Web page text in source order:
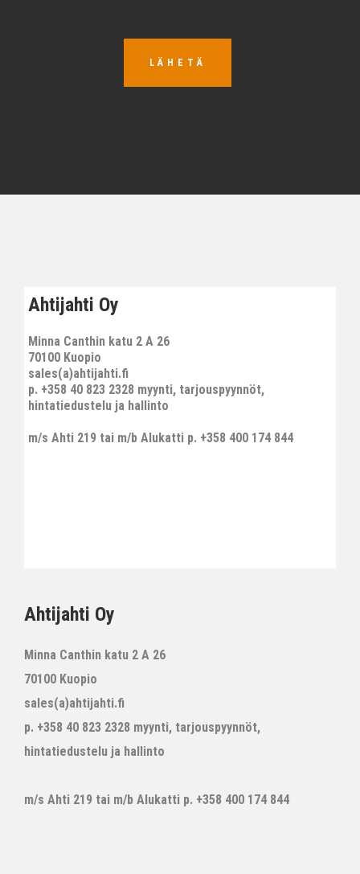
LÄHETÄ
Ahtijahti Oy
Minna Canthin katu 2 A 26
70100 Kuopio
sales(a)ahtijahti.fi
p. +358 40 823 2328 myynti, tarjouspyynnöt,
hintatiedustelu ja hallinto
m/s Ahti 219 tai m/b Alukatti p. +358 400 174 844
Ahtijahti Oy
Minna Canthin katu 2 A 26
70100 Kuopio
sales(a)ahtijahti.fi
p. +358 40 823 2328 myynti, tarjouspyynnöt,
hintatiedustelu ja hallinto
m/s Ahti 219 tai m/b Alukatti p. +358 400 174 844